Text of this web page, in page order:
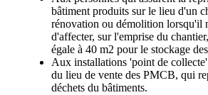
bâtiment produits sur le lieu d'un
rénovation ou démolition lorsqu'il
d'affecter, sur l'emprise du
égale à 40 m2 pour le stockage
Aux installations 'point de
du lieu de vente des PMCB, qui
déchets du bâtiments.